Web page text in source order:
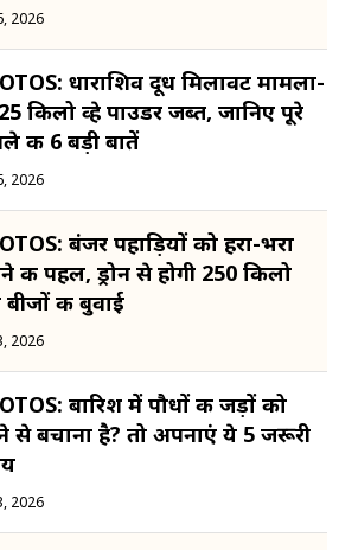
2026
धाराशिव दूध मिलावट मामला-
किलो व्हे पाउडर जब्त, जानिए पूरे
की 6 बड़ी बातें
2026
बंजर पहाड़ियों को हरा-भरा
की पहल, ड्रोन से होगी 250 किलो
बीजों की बुवाई
2026
बारिश में पौधों की जड़ों को
से बचाना है? तो अपनाएं ये 5 जरूरी
2026